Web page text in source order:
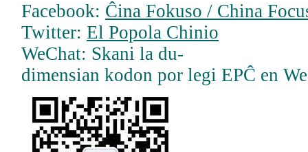
Facebook: Ĉina Fokuso / China
Twitter: El Popola Chinio
WeChat: Skani la du-
dimensian kodon por legi EPĈ en